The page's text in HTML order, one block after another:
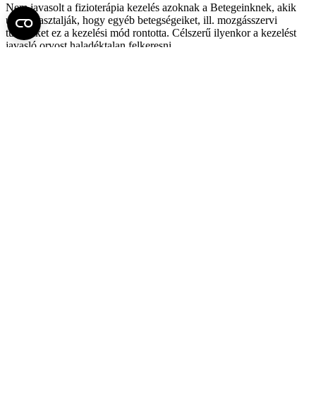
Nem javasolt a fizioterápia kezelés azoknak a Betegeinknek, akik
úgy tapasztalják, hogy egyéb betegségeiket, ill. mozgásszervi
tüneteiket ez a kezelési mód rontotta. Célszerű ilyenkor a kezelést
javasló orvost haladéktalan felkeresni.